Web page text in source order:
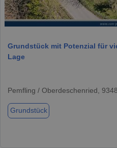
Grundstück mit Potenzial für
Lage
Pemfling / Oberdeschenried,
Grundstück